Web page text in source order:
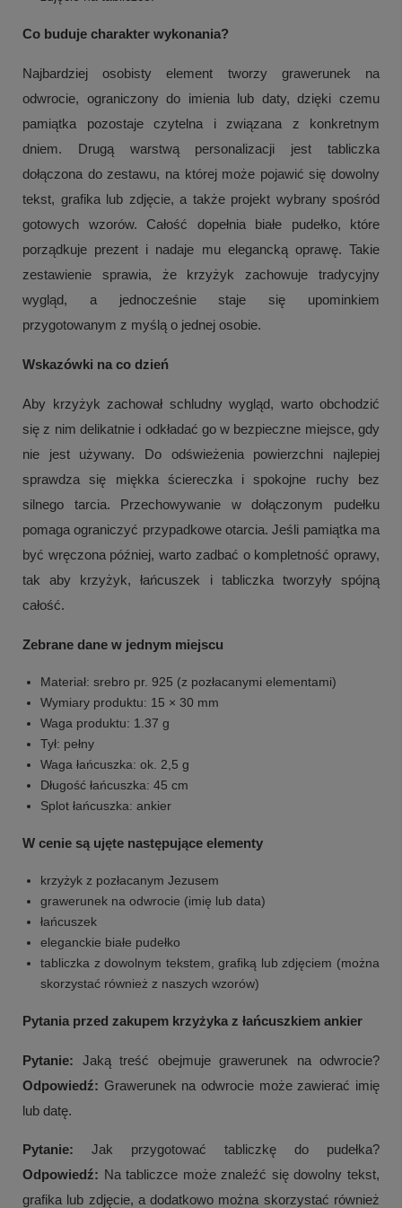
+5
Zobacz więcej
Co buduje charakter wykonania?
Najbardziej osobisty element tworzy grawerunek na
odwrocie, ograniczony do imienia lub daty, dzięki czemu
pamiątka pozostaje czytelna i związana z konkretnym
dniem. Drugą warstwą personalizacji jest tabliczka
dołączona do zestawu, na której może pojawić się dowolny
tekst, grafika lub zdjęcie, a także projekt wybrany spośród
gotowych wzorów. Całość dopełnia białe pudełko, które
porządkuje prezent i nadaje mu elegancką oprawę. Takie
zestawienie sprawia, że krzyżyk zachowuje tradycyjny
wygląd, a jednocześnie staje się upominkiem
przygotowanym z myślą o jednej osobie.
Wskazówki na co dzień
Aby krzyżyk zachował schludny wygląd, warto obchodzić
się z nim delikatnie i odkładać go w bezpieczne miejsce, gdy
nie jest używany. Do odświeżenia powierzchni najlepiej
sprawdza się miękka ściereczka i spokojne ruchy bez
silnego tarcia. Przechowywanie w dołączonym pudełku
pomaga ograniczyć przypadkowe otarcia. Jeśli pamiątka ma
być wręczona później, warto zadbać o kompletność oprawy,
tak aby krzyżyk, łańcuszek i tabliczka tworzyły spójną
całość.
Zebrane dane w jednym miejscu
Materiał: srebro pr. 925 (z pozłacanymi elementami)
Wymiary produktu: 15 × 30 mm
Waga produktu: 1.37 g
Tył: pełny
Waga łańcuszka: ok. 2,5 g
Długość łańcuszka: 45 cm
Splot łańcuszka: ankier
W cenie są ujęte następujące elementy
krzyżyk z pozłacanym Jezusem
grawerunek na odwrocie (imię lub data)
łańcuszek
eleganckie białe pudełko
tabliczka z dowolnym tekstem, grafiką lub zdjęciem (można
skorzystać również z naszych wzorów)
Pytania przed zakupem krzyżyka z łańcuszkiem ankier
Pytanie: Jaką treść obejmuje grawerunek na odwrocie?
Odpowiedź: Grawerunek na odwrocie może zawierać imię
lub datę.
Pytanie: Jak przygotować tabliczkę do pudełka?
Odpowiedź: Na tabliczce może znaleźć się dowolny tekst,
grafika lub zdjęcie, a dodatkowo można skorzystać również